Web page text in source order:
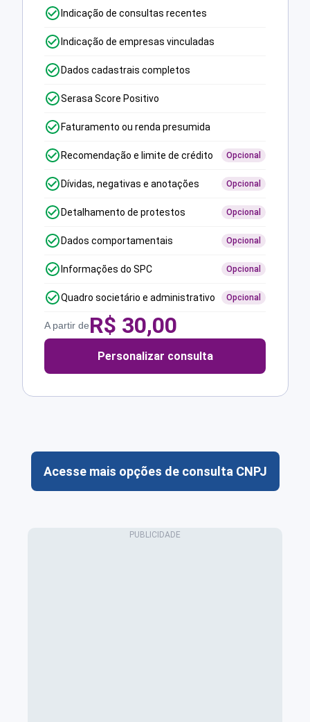
Indicação de consultas recentes
Indicação de empresas vinculadas
Dados cadastrais completos
Serasa Score Positivo
Faturamento ou renda presumida
Recomendação e limite de crédito Opcional
Dívidas, negativas e anotações Opcional
Detalhamento de protestos Opcional
Dados comportamentais Opcional
Informações do SPC Opcional
Quadro societário e administrativo Opcional
A partir deR$ 30,00
Personalizar consulta
Acesse mais opções de consulta CNPJ